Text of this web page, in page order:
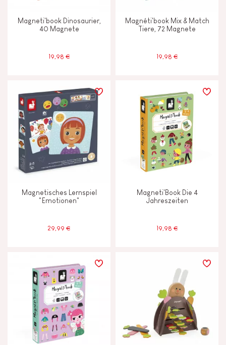
Magneti'book Dinosaurier,
40 Magnete
19,98 €
Magnéti'book Mix & Match
Tiere, 72 Magnete
19,98 €
Magnetisches Lernspiel
"Emotionen"
29,99 €
Magneti'Book Die 4
Jahreszeiten
19,98 €